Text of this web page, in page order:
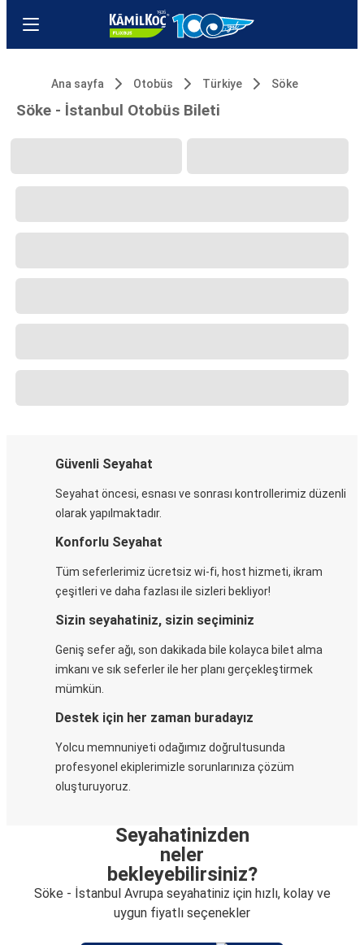
Ana sayfa Otobüs Türkiye Söke
Söke - İstanbul Otobüs Bileti
Güvenli Seyahat
Seyahat öncesi, esnası ve sonrası kontrollerimiz düzenli
olarak yapılmaktadır.
Konforlu Seyahat
Tüm seferlerimiz ücretsiz wi-fi, host hizmeti, ikram
çeşitleri ve daha fazlası ile sizleri bekliyor!
Sizin seyahatiniz, sizin seçiminiz
Geniş sefer ağı, son dakikada bile kolayca bilet alma
imkanı ve sık seferler ile her planı gerçekleştirmek
mümkün.
Destek için her zaman buradayız
Yolcu memnuniyeti odağımız doğrultusunda
profesyonel ekiplerimizle sorunlarınıza çözüm
oluşturuyoruz.
Seyahatinizden
neler
bekleyebilirsiniz?
Söke - İstanbul Avrupa seyahatiniz için hızlı, kolay ve
uygun fiyatlı seçenekler